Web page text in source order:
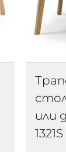
или
1321S